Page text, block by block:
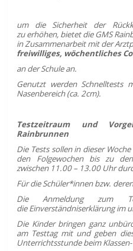
um die Sicherheit der
zu erhöhen, bietet die GMS
in Zusammenarbeit mit der
freiwilliges, wöchentliches
an der Schule an.
Genutzt werden Schnelltests
Nasenbereich (ca. 2cm).
Testzeitraum und
Rainbrunnen
Die Tests sollen in dieser
den Folgewochen bis zu
zwischen 11.00 – 13.00 Uhr
Für die Schüler*innen bzw.
Die Anmeldung zum
die Einverständniserklärung im
Die Kinder bringen ganz
am Testtag mit und geben
Unterrichtsstunde beim